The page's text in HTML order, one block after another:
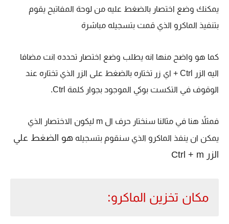
يمكنك وضع اختصار بالضغط عليه من لوحة المفاتيح يقوم
بتنفيذ الماكرو الذي قمت بتسجيله مباشرة
كما هو واضح منها انه يطلب وضع اختصار تحدده انت مضافا
اليه الزر Ctrl + اي زر تختاره بالضغط على الزر الذي تختاره عند
الوقوف في التكست بوكي الموجود بجوار كلمة Ctrl.
فمثلاً هنا في مثالنا سنختار حرف ال m ليكون الاختصار الذي
يمكن ان ينفذ الماكرو الذي سنقوم بتسجيله هو الضغط علي
الزر Ctrl + m
مكان تخزين الماكرو: